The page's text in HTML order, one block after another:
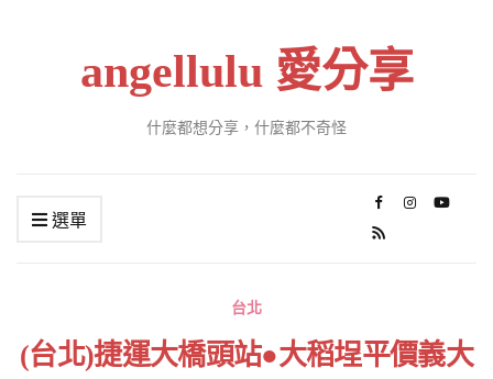
angellulu 愛分享
什麼都想分享，什麼都不奇怪
選單
台北
(台北)捷運大橋頭站●大稻埕平價義大